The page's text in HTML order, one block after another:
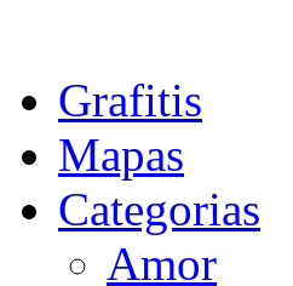
Grafitis
Mapas
Categorias
Amor